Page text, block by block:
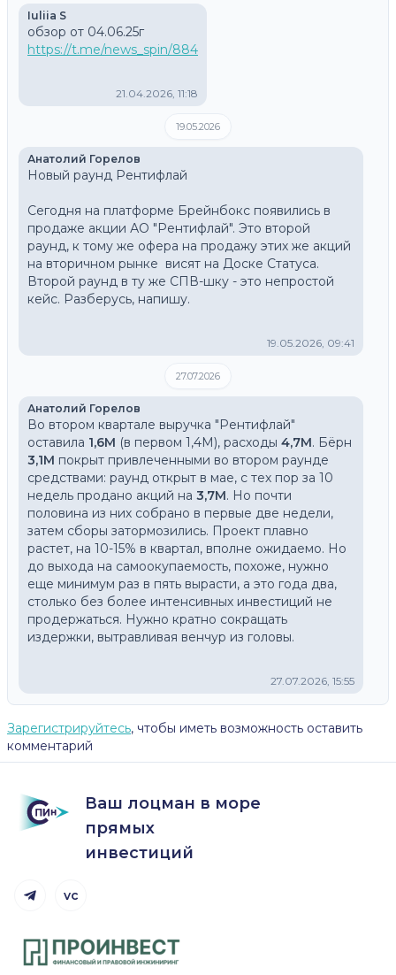
Iuliia S
https://t.me/news_spin/884
21.04.2026, 11:18
19.05.2026
Анатолий Горелов
Новый раунд Рентифлай
Сегодня на платформе Брейнбокс появились в
продаже акции АО "Рентифлай". Это второй
раунд, к тому же офера на продажу этих же акций
на вторичном рынке  висят на Доске Статуса.
Второй раунд в ту же СПВ-шку - это непростой
кейс. Разберусь, напишу.
19.05.2026, 09:41
27.07.2026
Анатолий Горелов
Во втором квартале выручка "Рентифлай"
оставила 1,6М (в первом 1,4М), расходы 4,7М
3,1М покрыт привлеченными во втором раунде
средствами: раунд открыт в мае, с тех пор за 10
недель продано акций на 3,7М. Но почти
половина из них собрано в первые две недели,
затем сборы затормозились. Проект плавно
растет, на 10-15% в квартал, вполне ожидаемо. Но
до выхода на самоокупаемость, похоже, нужно
еще минимум раз в пять вырасти, а это года два,
столько без более интенсивных инвестиций не
продержаться. Нужно кратно сокращать
издержки, вытравливая венчур из головы.
27.07.2026, 15:55
Зарегистрируйтесь, чтобы иметь возможность оставить
комментарий
Ваш лоцман в море
прямых
инвестиций
Telegram канал
vc